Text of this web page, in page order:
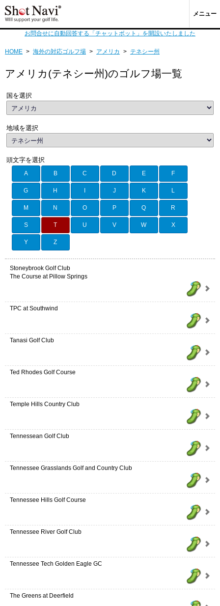
メニュー
お問合せに自動回答する「チャットボット」を開設いたしました
HOME > 海外の対応ゴルフ場 > アメリカ > テネシー州
アメリカ(テネシー州)のゴルフ場一覧
国を選択
地域を選択
頭文字を選択
A B C D E F
G H J K
M N O P Q R
S T U V W X
Y Z
Stoneybrook Golf Club
The Course at Pillow Springs
TPC at Southwind
Tanasi Golf Club
Ted Rhodes Golf Course
Temple Hills Country Club
Tennessean Golf Club
Tennessee Grasslands Golf and Country Club
Tennessee Hills Golf Course
Tennessee River Golf Club
Tennessee Tech Golden Eagle GC
The Greens at Deerfield